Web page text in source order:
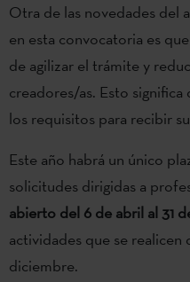
Otra de las novedades del
en esta convocatoria es
de agilizar el trámite y
creadores/as. Esto
los requisitos para recibir
Este año habrá un único
solicitudes dirigidas a
abierto del 6 de abril al 31
actividades que se realicen
diciembre.